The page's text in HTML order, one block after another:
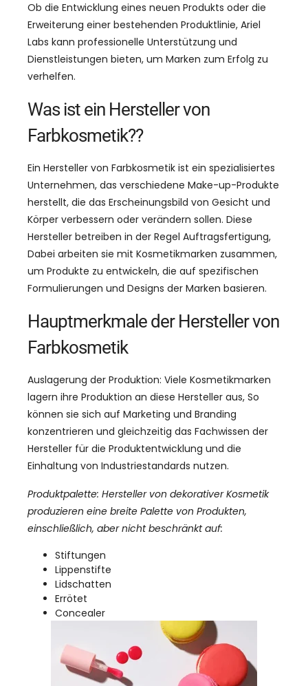
Ob die Entwicklung eines neuen Produkts oder die
Erweiterung einer bestehenden Produktlinie, Ariel
Labs kann professionelle Unterstützung und
Dienstleistungen bieten, um Marken zum Erfolg zu
verhelfen.
Was ist ein Hersteller von
Farbkosmetik??
Ein Hersteller von Farbkosmetik ist ein spezialisiertes
Unternehmen, das verschiedene Make-up-Produkte
herstellt, die das Erscheinungsbild von Gesicht und
Körper verbessern oder verändern sollen. Diese
Hersteller betreiben in der Regel Auftragsfertigung,
Dabei arbeiten sie mit Kosmetikmarken zusammen,
um Produkte zu entwickeln, die auf spezifischen
Formulierungen und Designs der Marken basieren.
Hauptmerkmale der Hersteller von
Farbkosmetik
Auslagerung der Produktion: Viele Kosmetikmarken
lagern ihre Produktion an diese Hersteller aus, So
können sie sich auf Marketing und Branding
konzentrieren und gleichzeitig das Fachwissen der
Hersteller für die Produktentwicklung und die
Einhaltung von Industriestandards nutzen.
Produktpalette: Hersteller von dekorativer Kosmetik
produzieren eine breite Palette von Produkten,
einschließlich, aber nicht beschränkt auf:
Stiftungen
Lippenstifte
Lidschatten
Errötet
Concealer